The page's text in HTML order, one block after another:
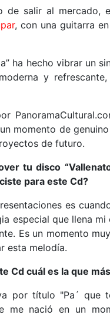
salir al mercado,
, con una guitarra
ha hecho vibrar un
y
momento de
de futuro.
tu disco
para este Cd?
es
especial que llena
Es un momento
esta melodía.
Cd cuál es la que
por título "Pa´ que
me nació en un